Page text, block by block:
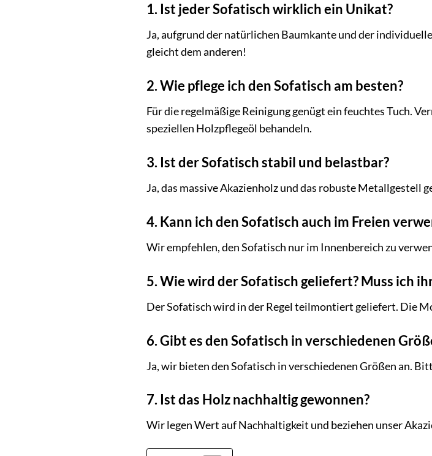
1. Ist jeder Sofatisch wirklich ein Unikat?
Ja, aufgrund der natürlichen Baumkante und der
gleicht dem anderen!
2. Wie pflege ich den Sofatisch am besten?
Für die regelmäßige Reinigung genügt ein feuchtes Tuch.
speziellen Holzpflegeöl behandeln.
3. Ist der Sofatisch stabil und belastbar?
Ja, das massive Akazienholz und das robuste
4. Kann ich den Sofatisch auch im Freien
Wir empfehlen, den Sofatisch nur im Innenbereich zu
5. Wie wird der Sofatisch geliefert? Muss ich
Der Sofatisch wird in der Regel teilmontiert geliefert. Die
6. Gibt es den Sofatisch in verschiedenen
Ja, wir bieten den Sofatisch in verschiedenen Größen an.
7. Ist das Holz nachhaltig gewonnen?
Wir legen Wert auf Nachhaltigkeit und beziehen unser